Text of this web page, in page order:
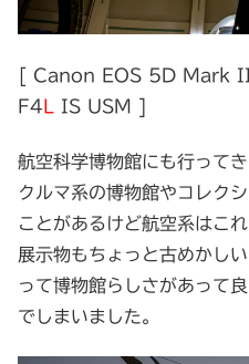
[ Canon EOS 5D Mark
F4
IS USM ]
航空科学博物館にも行ってき
クルマ系の博物館やコレク
ことがあるけど航空系はこ
展示物もちょっと古めかし
って博物館らしさがあって
でしまいました。